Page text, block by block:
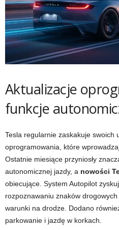
Aktualizacje
funkcje
Tesla regularnie zaskakuje swoich
oprogramowania, które
Ostatnie miesiące przyniosły
autonomicznej jazdy, a nowości
obiecujące. System Autopilot
rozpoznawaniu znaków
warunki na drodze. Dodano
parkowanie i jazdę w korkach.